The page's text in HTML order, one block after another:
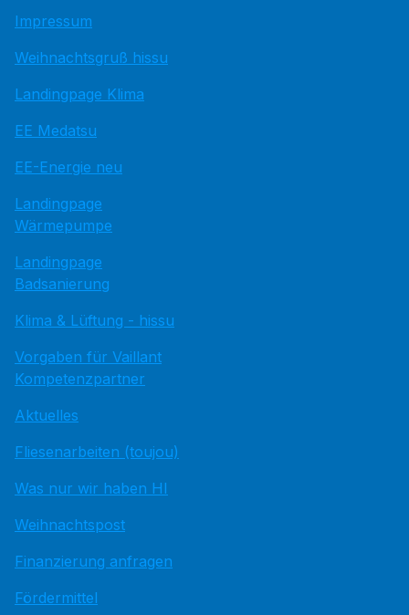
Impressum
Weihnachtsgruß hissu
Landingpage Klima
EE Medatsu
EE-Energie neu
Landingpage
Wärmepumpe
Landingpage
Badsanierung
Klima & Lüftung - hissu
Vorgaben für Vaillant
Kompetenzpartner
Aktuelles
Fliesenarbeiten (toujou)
Was nur wir haben HI
Weihnachtspost
Finanzierung anfragen
Fördermittel